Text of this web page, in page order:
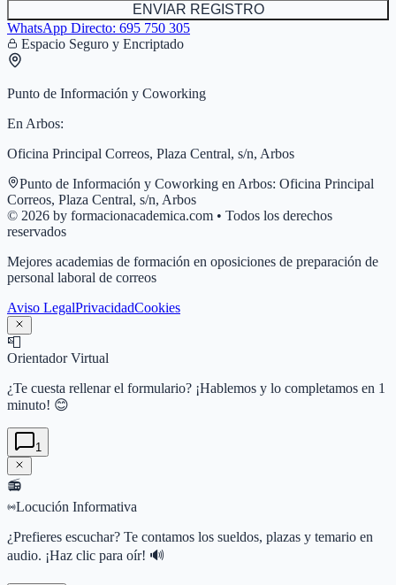
ENVIAR REGISTRO
WhatsApp Directo: 695 750 305
Espacio Seguro y Encriptado
Punto de Información y Coworking
En Arbos:
Oficina Principal Correos, Plaza Central, s/n, Arbos
Punto de Información y Coworking en Arbos: Oficina Principal
Correos, Plaza Central, s/n, Arbos
© 2026 by formacionacademica.com • Todos los derechos
reservados
Mejores academias de formación en oposiciones de preparación de
personal laboral de correos
Aviso LegalPrivacidadCookies
📮
Orientador Virtual
¿Te cuesta rellenar el formulario? ¡Hablemos y lo completamos en 1
minuto! 😊
1
📻
Locución Informativa
¿Prefieres escuchar? Te contamos los sueldos, plazas y temario en
audio. ¡Haz clic para oír! 🔊